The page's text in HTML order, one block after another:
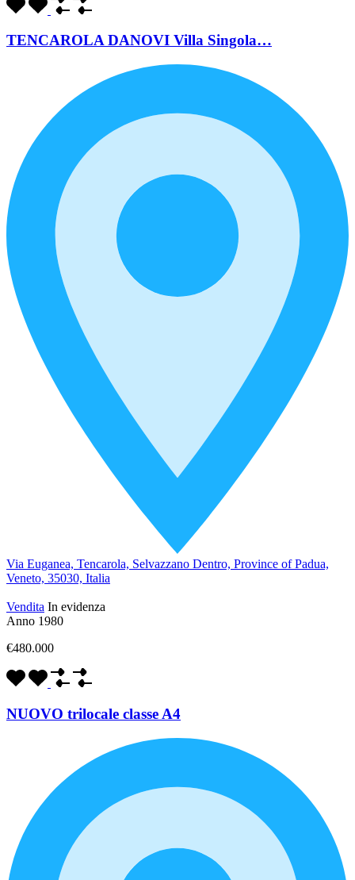
TENCAROLA DANOVI Villa Singola…
Via Euganea, Tencarola, Selvazzano Dentro, Province of Padua,
Veneto, 35030, Italia
Vendita In evidenza
Anno 1980
€480.000
NUOVO trilocale classe A4